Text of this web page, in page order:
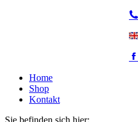
Home
Shop
Kontakt
Sie befinden sich hier: